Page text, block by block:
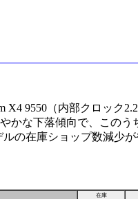
9550（内部クロック
かな下落傾向で、このう
の在庫ショップ数減少が
在庫